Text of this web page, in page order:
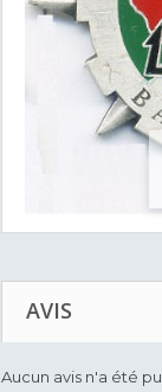
AVIS
Aucun avis n'a été